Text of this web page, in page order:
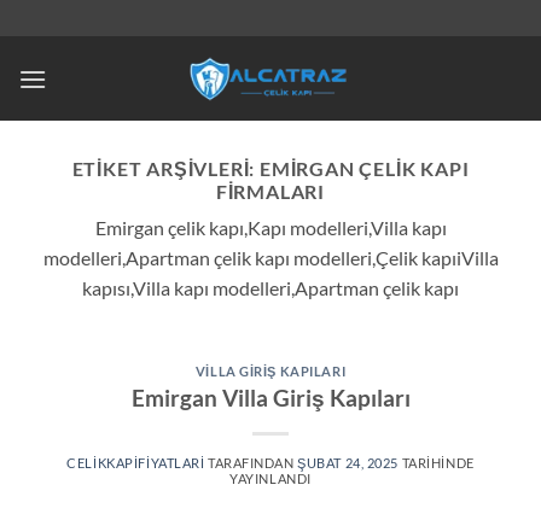
ETIKET ARŞIVLERI: EMIRGAN ÇELIK KAPI
FIRMALARI
Emirgan çelik kapı,Kapı modelleri,Villa kapı
modelleri,Apartman çelik kapı modelleri,Çelik kapıiVilla
kapısı,Villa kapı modelleri,Apartman çelik kapı
VILLA GIRIŞ KAPILARI
Emirgan Villa Giriş Kapıları
CELIKKAPIFIYATLARI TARAFINDAN ŞUBAT 24, 2025 TARIHINDE
YAYINLANDI